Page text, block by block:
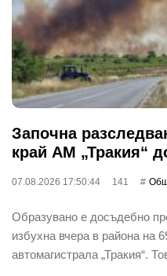
Започна
край АМ „Тракия“
07.08.2026 17:50:44 141
Образувано е досъдебно
избухна вчера в района на
автомагистрала „Тракия“.